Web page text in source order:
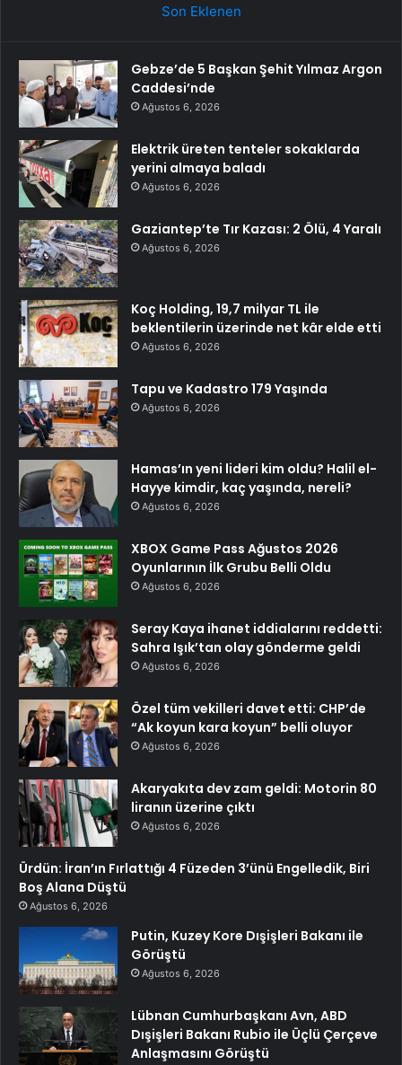
Son Eklenen
Gebze’de 5 Başkan Şehit Yılmaz Argon
Caddesi’nde
Ağustos 6, 2026
Elektrik üreten tenteler sokaklarda
yerini almaya baladı
Ağustos 6, 2026
Gaziantep’te Tır Kazası: 2 Ölü, 4 Yaralı
Ağustos 6, 2026
Koç Holding, 19,7 milyar TL ile
beklentilerin üzerinde net kâr elde etti
Ağustos 6, 2026
Tapu ve Kadastro 179 Yaşında
Ağustos 6, 2026
Hamas’ın yeni lideri kim oldu? Halil el-
Hayye kimdir, kaç yaşında, nereli?
Ağustos 6, 2026
XBOX Game Pass Ağustos 2026
Oyunlarının İlk Grubu Belli Oldu
Ağustos 6, 2026
Seray Kaya ihanet iddialarını reddetti:
Sahra Işık’tan olay gönderme geldi
Ağustos 6, 2026
Özel tüm vekilleri davet etti: CHP’de
“Ak koyun kara koyun” belli oluyor
Ağustos 6, 2026
Akaryakıta dev zam geldi: Motorin 80
liranın üzerine çıktı
Ağustos 6, 2026
Ürdün: İran’ın Fırlattığı 4 Füzeden 3’ünü Engelledik, Biri
Boş Alana Düştü
Ağustos 6, 2026
Putin, Kuzey Kore Dışişleri Bakanı ile
Görüştü
Ağustos 6, 2026
Lübnan Cumhurbaşkanı Avn, ABD
Dışişleri Bakanı Rubio ile Üçlü Çerçeve
Anlaşmasını Görüştü